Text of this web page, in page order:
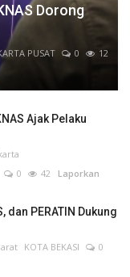
Dorong
PUSAT 0
12
Ajak Pelaku
0 42 Laporkan
dan PERATIN Dukung
KOTA BEKASI
0